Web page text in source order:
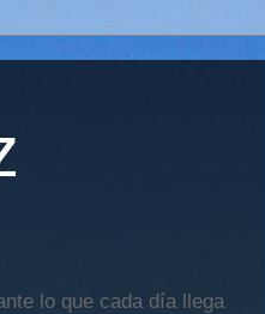
lo que cada día llega